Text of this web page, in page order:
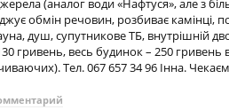
(аналог води «Нафтуся», але з
обмін речовин, розбиває камінці,
душ, супутникове ТБ, внутрішній
гривень, весь будинок – 250
Тел. 067 657 34 96 Інна.